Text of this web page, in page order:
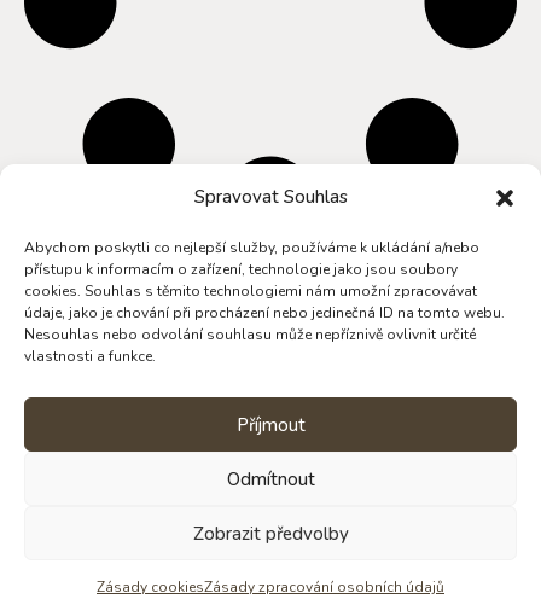
Spravovat Souhlas
Abychom poskytli co nejlepší služby, používáme k ukládání a/nebo
přístupu k informacím o zařízení, technologie jako jsou soubory
cookies. Souhlas s těmito technologiemi nám umožní zpracovávat
údaje, jako je chování při procházení nebo jedinečná ID na tomto webu.
Nesouhlas nebo odvolání souhlasu může nepříznivě ovlivnit určité
vlastnosti a funkce.
Příjmout
Odmítnout
Zobrazit předvolby
Zásady cookiesZásady zpracování osobních údajů
NAPIŠ MI
Věděli jste, že Štěpánka dělá krom čokolád
Zjistit víc o tmě